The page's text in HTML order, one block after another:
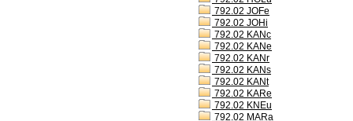
792.02 JOFe
792.02 JOHi
792.02 KANc
792.02 KANe
792.02 KANr
792.02 KANs
792.02 KANt
792.02 KARe
792.02 KNEu
792.02 MARa